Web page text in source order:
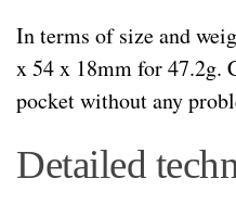
In terms of size and
x 54 x 18mm for 47.2g.
pocket without any
Detailed